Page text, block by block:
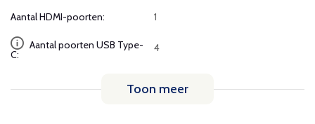
Aantal HDMI-poorten:
1
Aantal poorten USB Type-
C:
4
Toon meer